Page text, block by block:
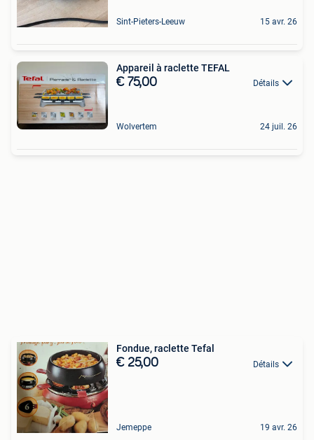
Sint-Pieters-Leeuw 15 avr. 26
Appareil à raclette TEFAL
€ 75,00 Détails
Wolvertem 24 juil. 26
Fondue, raclette Tefal
€ 25,00 Détails
Jemeppe 19 avr. 26